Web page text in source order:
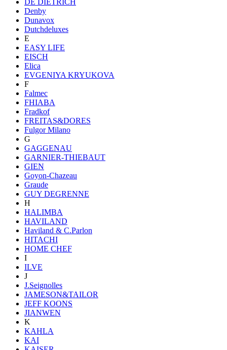
Denby
Dunavox
Dutchdeluxes
E
EASY LIFE
EISCH
Elica
EVGENIYA KRYUKOVA
F
Falmec
FHIABA
Fradkof
FREITAS&DORES
Fulgor Milano
G
GAGGENAU
GARNIER-THIEBAUT
GIEN
Goyon-Chazeau
Graude
GUY DEGRENNE
H
HALIMBA
HAVILAND
Haviland & C.Parlon
HITACHI
HOME CHEF
I
ILVE
J
J.Seignolles
JAMESON&TAILOR
JEFF KOONS
JIANWEN
K
KAHLA
KAI